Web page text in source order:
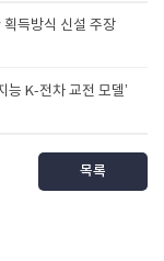
득방식 신설 주장
능 K-전차 교전 모델’
목록